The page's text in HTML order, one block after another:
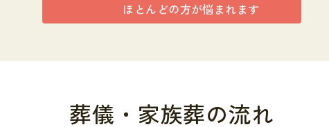
ほとんどの方が悩まれます
葬儀・家族葬の流れ